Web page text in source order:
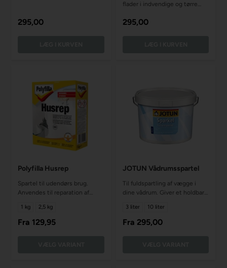
295,00
flader i indvendige og tørre
295,00
Polyfilla Husrep
Spartel til udendørs brug.
Anvendes til reparation af
1 kg 2,5 kg
Fra 129,95
JOTUN Vådrumsspartel
Til fuldspartling af vægge i
dine vådrum. Giver et holdbart
3 liter 10 liter
Fra 295,00